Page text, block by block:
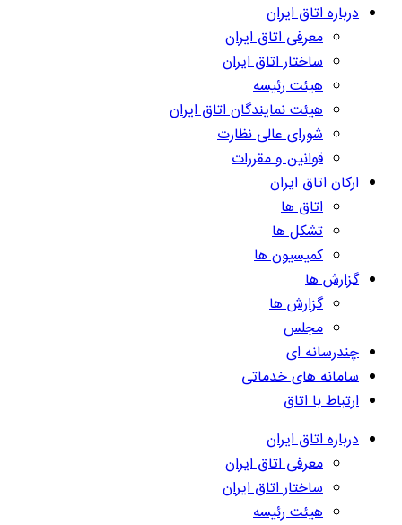
درباره اتاق ایران
معرفی اتاق ایران
ساختار اتاق ایران
هیئت رئیسه
هیئت نمایندگان اتاق ایران
شورای عالی نظارت
قوانین و مقررات
ارکان اتاق ایران
اتاق ها
تشکل ها
کمیسیون ها
گزارش ها
گزارش ها
مجلس
چندرسانه ای
سامانه های خدماتی
ارتباط با اتاق
درباره اتاق ایران
معرفی اتاق ایران
ساختار اتاق ایران
هیئت رئیسه